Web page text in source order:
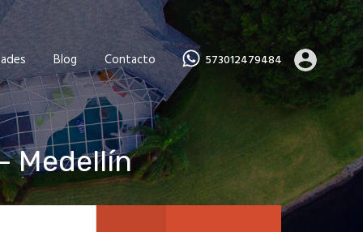
Blog Contacto 573012479484
Medellín